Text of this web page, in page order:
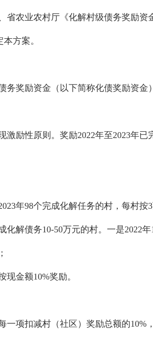
省农业农村厅《化解村级债务奖励
方案。
务奖励资金（以下简称化债奖励资金
激励性原则。奖励2022年至2023年
年98个完成化解任务的村，每村按
化解债务10-50万元的村。一是2022
现金额10%奖励。
一项扣减村（社区）奖励总额的10%